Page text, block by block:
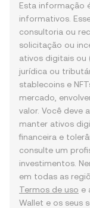
Esta informação
informativos.
consultoria ou
solicitação ou
ativos digitais ou
jurídica ou
stablecoins e
mercado,
valor. Você deve
manter ativos
financeira e
consulte um
investimentos.
em todas as
Termos de uso e
Wallet e os seus